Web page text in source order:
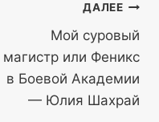
ДАЛЕЕ
Мой суровый
магистр или Феникс
в Боевой Академии
— Юлия Шахрай